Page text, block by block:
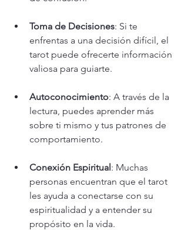
Toma de Decisiones: Si te
enfrentas a una decisión difícil, el
tarot puede ofrecerte información
valiosa para guiarte.
Autoconocimiento: A través de la
lectura, puedes aprender más
sobre ti mismo y tus patrones de
comportamiento.
Conexión Espiritual: Muchas
personas encuentran que el tarot
les ayuda a conectarse con su
espiritualidad y a entender su
propósito en la vida.